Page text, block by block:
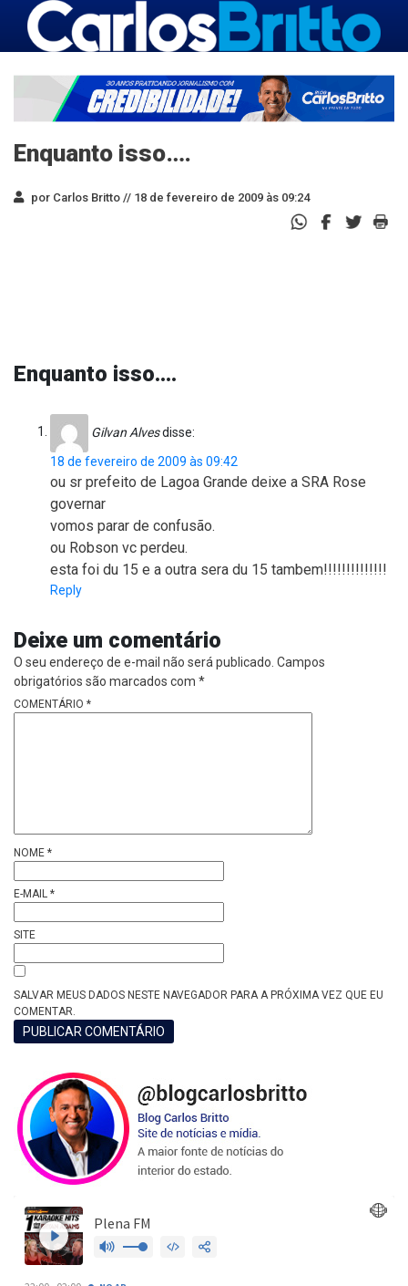
Enquanto isso….
por Carlos Britto // 18 de fevereiro de 2009 às 09:24
Enquanto isso….
Gilvan Alvesdisse:
18 de fevereiro de 2009 às 09:42
ou sr prefeito de Lagoa Grande deixe a SRA Rose
governar
vomos parar de confusão.
ou Robson vc perdeu.
esta foi du 15 e a outra sera du 15 tambem!!!!!!!!!!!!!!
Reply
Deixe um comentário
O seu endereço de e-mail não será publicado. Campos
obrigatórios são marcados com *
COMENTÁRIO *
NOME *
E-MAIL *
SITE
SALVAR MEUS DADOS NESTE NAVEGADOR PARA A PRÓXIMA VEZ QUE EU
COMENTAR.